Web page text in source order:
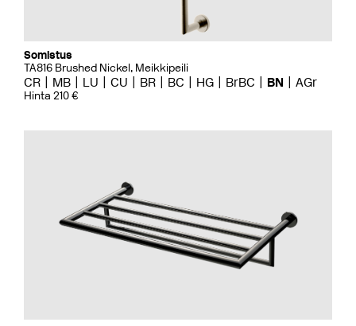
Somistus
TA816 Brushed Nickel, Meikkipeili
CR MB LU CU BR BC HG BrBC BN AGr
Hinta 210 €